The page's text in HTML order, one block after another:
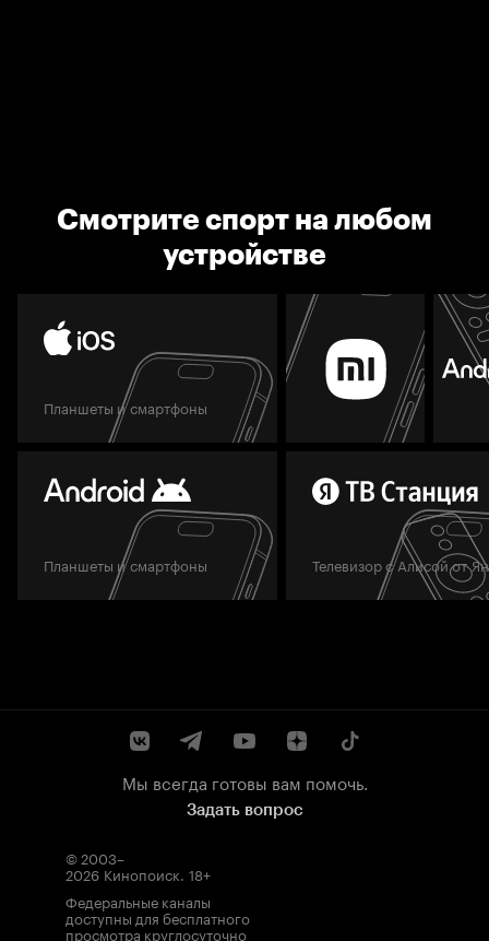
Смотрите спорт на любом
устройстве
Планшеты и смартфоны
Планшеты и смартфоны Телевизор с Алисой от
Мы всегда готовы вам помочь.
Задать вопрос
© 2003–
2026 Кинопоиск. 18+
Федеральные каналы
доступны для бесплатного
просмотра круглосуточно